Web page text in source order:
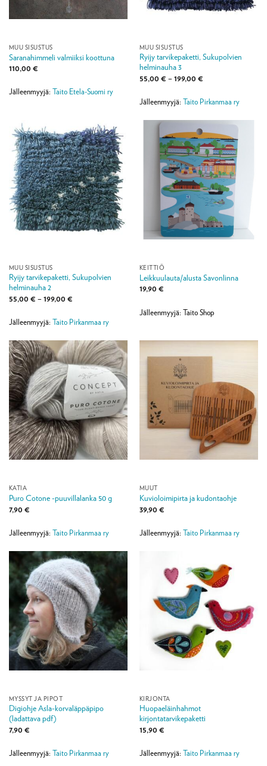
MUU SISUSTUS
Saranahimmeli valmiiksi koottuna
110,00 €
Jälleenmyyjä: Taito Etela-Suomi ry
MUU SISUSTUS
Ryijy tarvikepaketti, Sukupolvien
helminauha 3
55,00 € – 199,00 €Hintaluokka:
199,00 €
Jälleenmyyjä: Taito Pirkanmaa ry
MUU SISUSTUS
Ryijy tarvikepaketti, Sukupolvien
helminauha 2
55,00 € – 199,00 €Hintaluokka:
199,00 €
Jälleenmyyjä: Taito Pirkanmaa ry
KEITTIÖ
Leikkuulauta/alusta Savonlinna
19,90 €
Jälleenmyyjä: Taito Shop
KATIA
Puro Cotone -puuvillalanka 50 g
7,90 €
Jälleenmyyjä: Taito Pirkanmaa ry
MUUT
Kuvioloimipirta ja kudontaohje
39,90 €
Jälleenmyyjä: Taito Pirkanmaa ry
MYSSYT JA PIPOT
Digiohje Asla-korvaläppäpipo
(ladattava pdf)
7,90 €
Jälleenmyyjä: Taito Pirkanmaa ry
KIRJONTA
Huopaeläinhahmot
kirjontatarvikepaketti
15,90 €
Jälleenmyyjä: Taito Pirkanmaa ry